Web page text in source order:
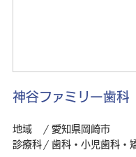
神谷ファミリー歯科
地域
愛知県岡崎市
診療科
歯科・小児歯科・